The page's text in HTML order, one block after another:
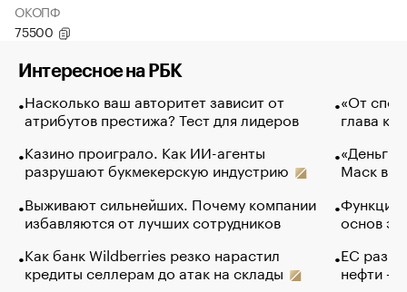
ОКОПФ
75500
Интересное на РБК
Насколько ваш авторитет зависит от
атрибутов престижа? Тест для лидеров
Казино проиграло. Как ИИ-агенты
разрушают букмекерскую индустрию
Выживают сильнейших. Почему компании
избавляются от лучших сотрудников
Как банк Wildberries резко нарастил
кредиты селлерам до атак на склады
«От
глава
«Деньги
Маск в
Функции
основ
ЕС
нефти —